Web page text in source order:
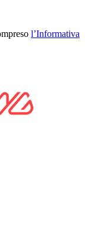
l’Informativa